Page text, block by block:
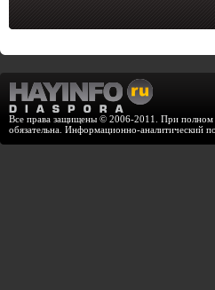
Все права защищены © 2006-2011. При полном
обязательна. Информационно-аналитический